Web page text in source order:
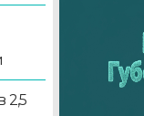
2,5